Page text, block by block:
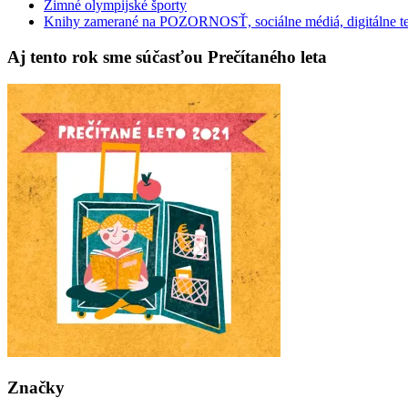
Zimné olympijské športy
Knihy zamerané na POZORNOSŤ, sociálne médiá, digitálne
Aj tento rok sme súčasťou Prečítaného leta
Značky